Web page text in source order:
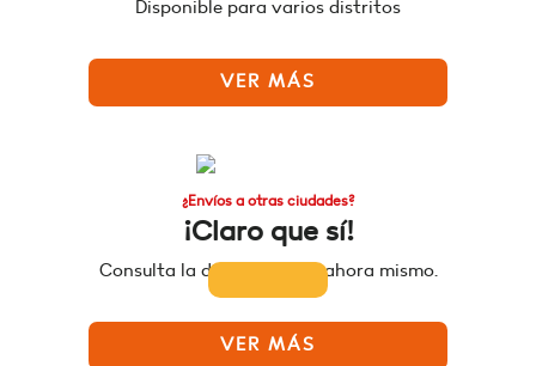
Disponible para varios distritos
VER MÁS
¿Envíos a otras ciudades?
¡Claro que sí!
Consulta la disponibilidad ahora mismo.
VER MÁS